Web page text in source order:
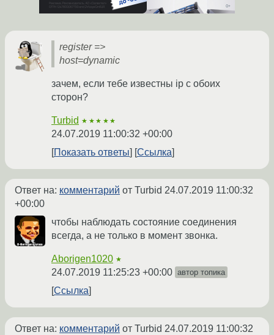
register =>
host=dynamic
зачем, если тебе известны ip с обоих
сторон?
Turbid ★★★★★
24.07.2019 11:00:32 +00:00
Показать ответы
Ссылка
Ответ на: комментарий от Turbid 24.07.2019 11:00:32
+00:00
чтобы наблюдать состояние соединения
всегда, а не только в момент звонка.
Aborigen1020 ★
24.07.2019 11:25:23 +00:00 автор топика
Ссылка
Ответ на: комментарий от Turbid 24.07.2019 11:00:32